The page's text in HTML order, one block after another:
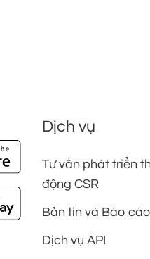
Dịch vụ
Tư vấn phát triển
động CSR
Bản tin và Báo
Dịch vụ API